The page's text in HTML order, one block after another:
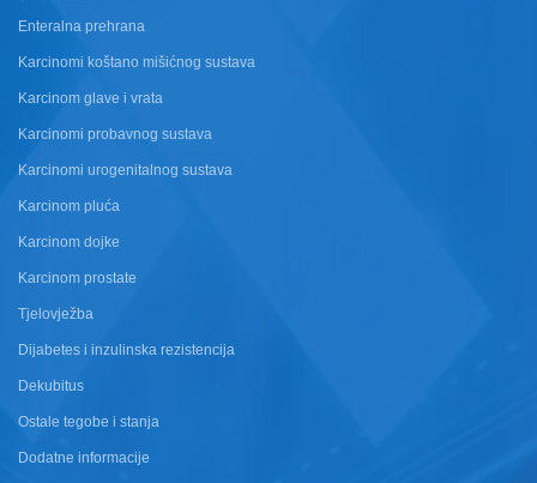
Enteralna prehrana
Karcinomi koštano mišićnog sustava
Karcinom glave i vrata
Karcinomi probavnog sustava
Karcinomi urogenitalnog sustava
Karcinom pluća
Karcinom dojke
Karcinom prostate
Tjelovježba
Dijabetes i inzulinska rezistencija
Dekubitus
Ostale tegobe i stanja
Dodatne informacije